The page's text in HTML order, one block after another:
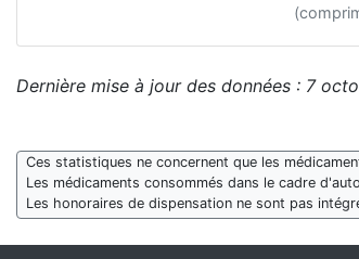
Dernière mise à jour des données : 7
Ces statistiques ne concernent que les
Les médicaments consommés dans le cadre
Les honoraires de dispensation ne sont pas